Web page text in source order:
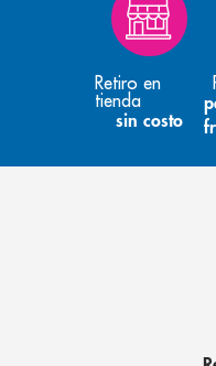
Retiro en
tienda
sin costo